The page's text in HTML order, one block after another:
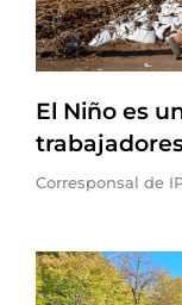
El Niño es
Corresponsal de